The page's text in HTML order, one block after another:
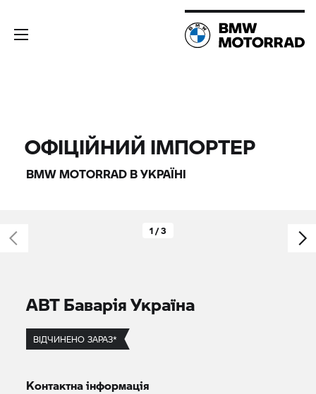
ОФІЦІЙНИЙ ІМПОРТЕР
BMW MOTORRAD В УКРАЇНІ
1 / 3
АВТ Баварія Україна
ВІДЧИНЕНО ЗАРАЗ*
Контактна інформація